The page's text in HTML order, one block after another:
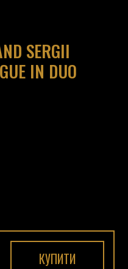
SERGII
IN DUO
КУПИТИ